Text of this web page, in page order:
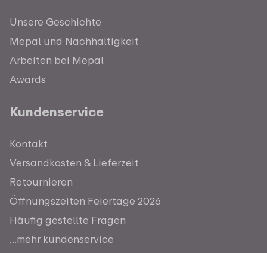
Unsere Geschichte
Mepal und Nachhaltigkeit
Arbeiten bei Mepal
Awards
Kundenservice
Kontakt
Versandkosten & Lieferzeit
Retournieren
Öffnungszeiten Feiertage 2026
Häufig gestellte Fragen
...mehr kundenservice